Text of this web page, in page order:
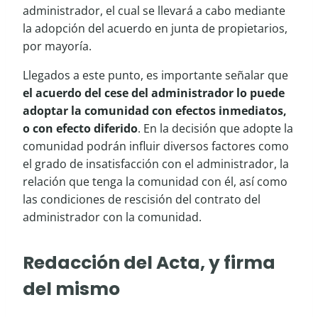
administrador, el cual se llevará a cabo mediante
la adopción del acuerdo en junta de propietarios,
por mayoría.
Llegados a este punto, es importante señalar que
el acuerdo del cese del administrador lo puede
adoptar la comunidad con efectos inmediatos,
o con efecto diferido. En la decisión que adopte la
comunidad podrán influir diversos factores como
el grado de insatisfacción con el administrador, la
relación que tenga la comunidad con él, así como
las condiciones de rescisión del contrato del
administrador con la comunidad.
Redacción del Acta, y firma
del mismo